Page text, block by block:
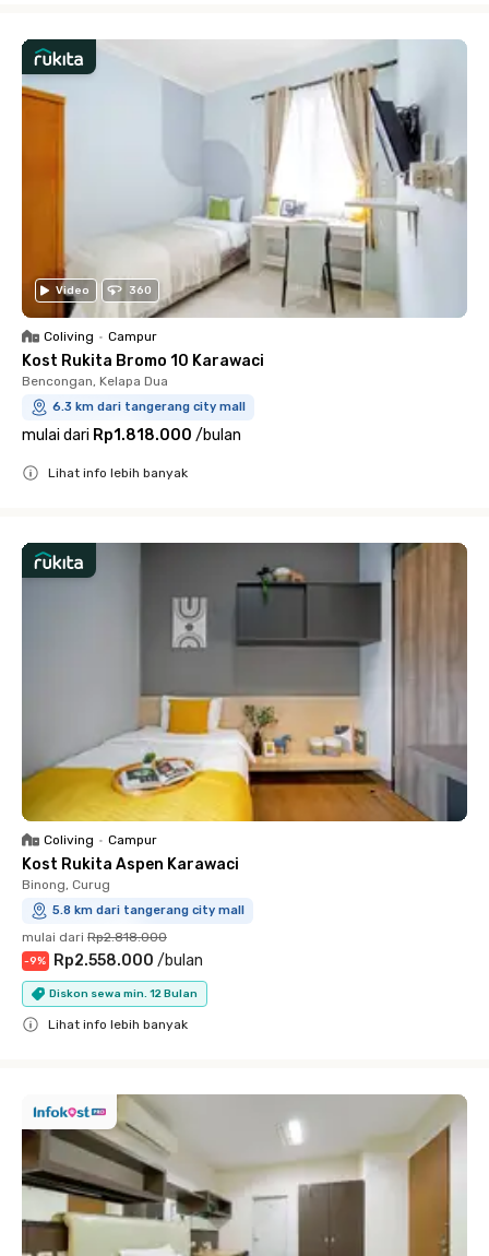
Video 360
Coliving • Campur
Kost Rukita Bromo 10 Karawaci
Bencongan, Kelapa Dua
6.3 km dari tangerang city mall
mulai dari Rp1.818.000 /bulan
Lihat info lebih banyak
Coliving • Campur
Kost Rukita Aspen Karawaci
Binong, Curug
5.8 km dari tangerang city mall
mulai dari Rp2.818.000
-9% Rp2.558.000 /bulan
Diskon sewa min. 12 Bulan
Lihat info lebih banyak